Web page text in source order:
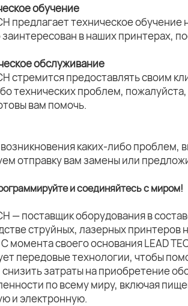
обучение
предлагает техническое
заинтересован в наших принтерах,
обслуживание
стремится предоставлять своим
технических проблем,
вам помочь.
каких-либо
отправку вам замены или
и соединяйтесь с миром!
— поставщик оборудования в
струйных, лазерных принтеров
момента своего основания LEAD
передовые технологии, чтобы
затраты на приобретение
по всему миру, включая
и электронную.